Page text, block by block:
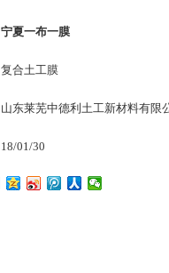
宁夏一布一膜
复合土工膜
山东莱芜中德利土工新材料有限
18/01/30